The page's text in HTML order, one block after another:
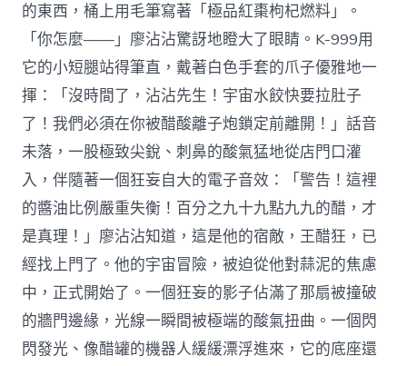
的東西，桶上用毛筆寫著「極品紅棗枸杞燃料」。
「你怎麼——」廖沾沾驚訝地瞪大了眼睛。K-999用
它的小短腿站得筆直，戴著白色手套的爪子優雅地一
揮：「沒時間了，沾沾先生！宇宙水餃快要拉肚子
了！我們必須在你被醋酸離子炮鎖定前離開！」話音
未落，一股極致尖銳、刺鼻的酸氣猛地從店門口灌
入，伴隨著一個狂妄自大的電子音效：「警告！這裡
的醬油比例嚴重失衡！百分之九十九點九九的醋，才
是真理！」廖沾沾知道，這是他的宿敵，王醋狂，已
經找上門了。他的宇宙冒險，被迫從他對蒜泥的焦慮
中，正式開始了。一個狂妄的影子佔滿了那扇被撞破
的牆門邊緣，光線一瞬間被極端的酸氣扭曲。一個閃
閃發光、像醋罐的機器人緩緩漂浮進來，它的底座還